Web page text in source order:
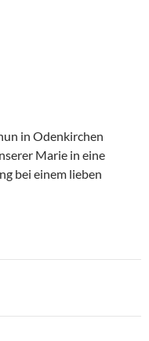
in Odenkirchen
Marie in eine
bei einem lieben